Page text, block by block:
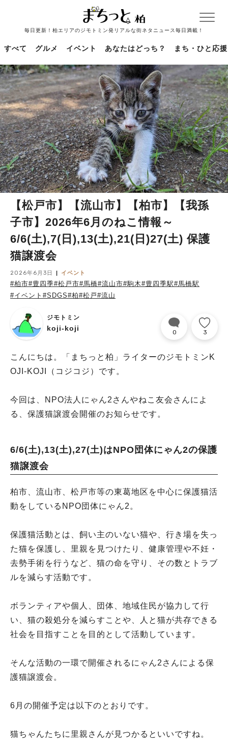
毎日更新！柏エリアのジモトミン発リアルな街ネタニュース毎日満載！
すべて グルメ イベント あなたはどっち？ まち・ひと応援
【松戸市】【流山市】【柏市】【我孫
子市】2026年6月のねこ情報～
6/6(土),7(日),13(土),21(日)27(土) 保護
猫譲渡会
2026年6月3日 イベント
#柏市#豊四季#松戸市#馬橋#流山市#駒木#豊四季駅#馬橋駅
#イベント #SDGS#柏#松戸#流山
ジモトミン
koji-koji 0 3
こんにちは。「まちっと柏」ライターのジモトミンK
OJI-KOJI（コジコジ）です。
今回は、NPO法人にゃん2さんやねこ友会さんによ
る、保護猫譲渡会開催のお知らせです。
6/6(土),13(土),27(土)はNPO団体にゃん2の保護
猫譲渡会
柏市、流山市、松戸市等の東葛地区を中心に保護猫活
動をしているNPO団体にゃん2。
保護猫活動とは、飼い主のいない猫や、行き場を失っ
た猫を保護し、里親を見つけたり、健康管理や不妊・
去勢手術を行うなど、猫の命を守り、その数とトラブ
ルを減らす活動です。
ボランティアや個人、団体、地域住民が協力して行
い、猫の殺処分を減らすことや、人と猫が共存できる
社会を目指すことを目的として活動しています。
そんな活動の一環で開催されるにゃん2さんによる保
護猫譲渡会。
6月の開催予定は以下のとおりです。
猫ちゃんたちに里親さんが見つかるといいですね。